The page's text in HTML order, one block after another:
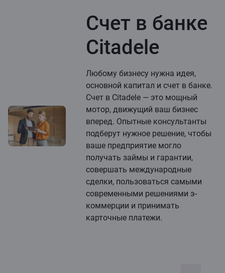
Счет в банке
Citadele
Любому бизнесу нужна идея,
основной капитал и счет в банке.
Счет в Citadele — это мощный
мотор, движущий ваш бизнес
вперед. Опытные консультанты
подберут нужное решение, чтобы
ваше предприятие могло
получать займы и гарантии,
совершать международные
сделки, пользоваться самыми
современными решениями э-
коммерции и принимать
карточные платежи.